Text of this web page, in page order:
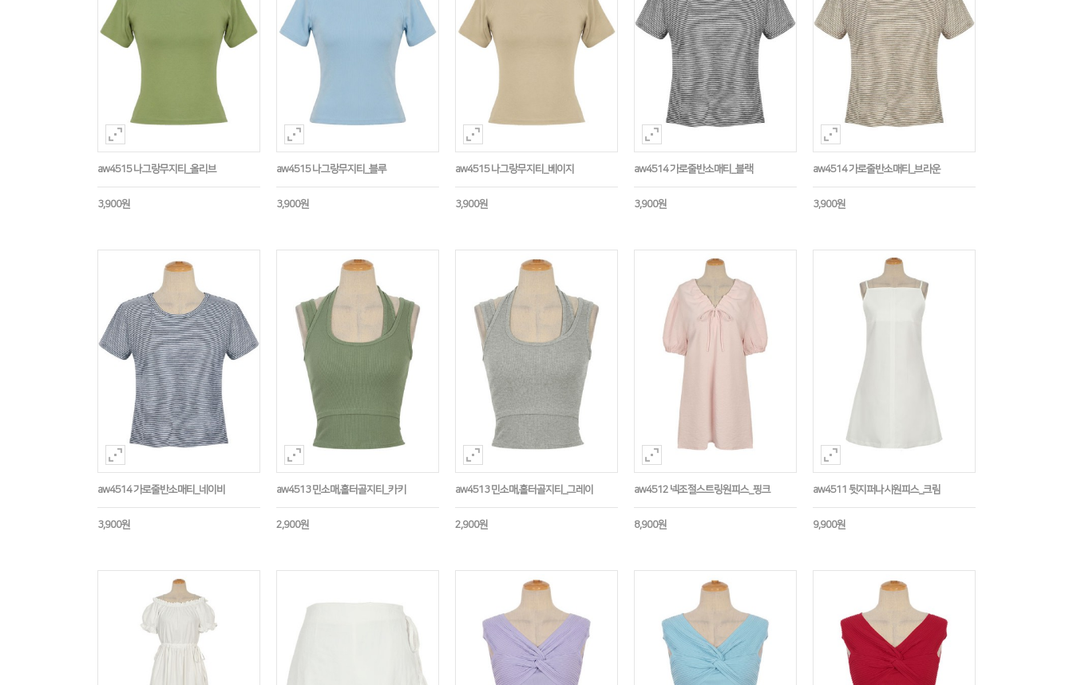
aw4515 나그랑무지티_올리브
3,900원
aw4515 나그랑무지티_블루
3,900원
aw4515 나그랑무지티_베이지
3,900원
aw4514 가로줄반소매티_블랙
3,900원
aw4514 가로줄반소매티_브라운
3,900원
aw4514 가로줄반소매티_네이비
3,900원
aw4513 민소매,홀터골지티_카키
2,900원
aw4513 민소매,홀터골지티_그레이
2,900원
aw4512 넥조절스트링원피스_핑크
8,900원
aw4511 뒷지퍼나시원피스_크림
9,900원